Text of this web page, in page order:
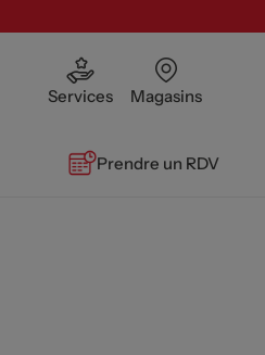
Services Magasins
Prendre un RDV